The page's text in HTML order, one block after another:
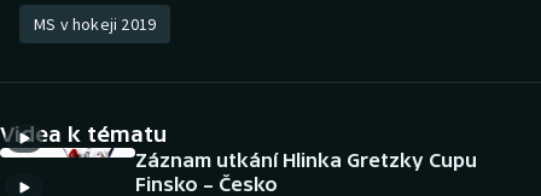
Atletika
DALŠÍ SPORTY
MS v hokeji 2019
Videa k tématu
Záznam utkání Hlinka Gretzky Cupu
Finsko – Česko